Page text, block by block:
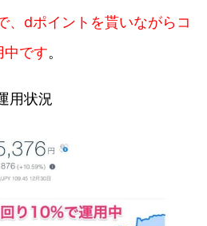
dポイントを貰いながらコ
中です。
用状況